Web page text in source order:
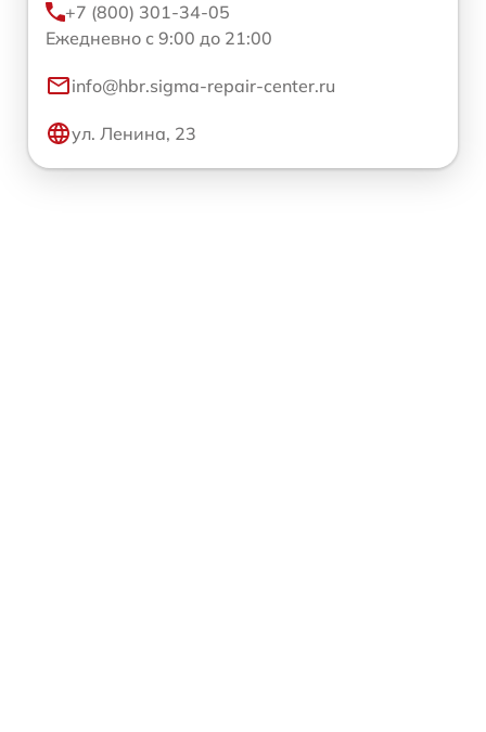
+7 (800) 301-34-05
Ежедневно с 9:00 до 21:00
info@hbr.sigma-repair-center.ru
ул. Ленина, 23